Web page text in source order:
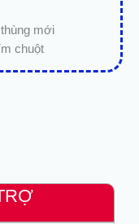
mới
chuột